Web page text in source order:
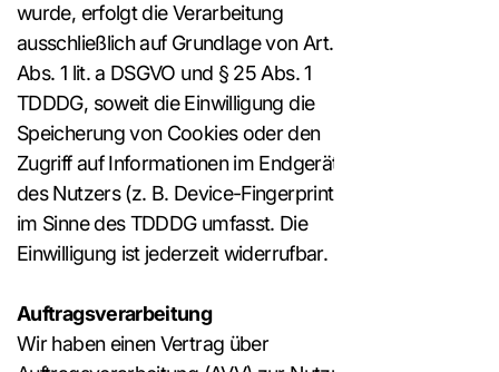
wurde, erfolgt die Verarbeitung
ausschließlich auf Grundlage von Art. 6
Abs. 1 lit. a DSGVO und § 25 Abs. 1
TDDDG, soweit die Einwilligung die
Speicherung von Cookies oder den
Zugriff auf Informationen im Endgerät
des Nutzers (z. B. Device-Fingerprinting)
im Sinne des TDDDG umfasst. Die
Einwilligung ist jederzeit widerrufbar.
Auftragsverarbeitung
Wir haben einen Vertrag über